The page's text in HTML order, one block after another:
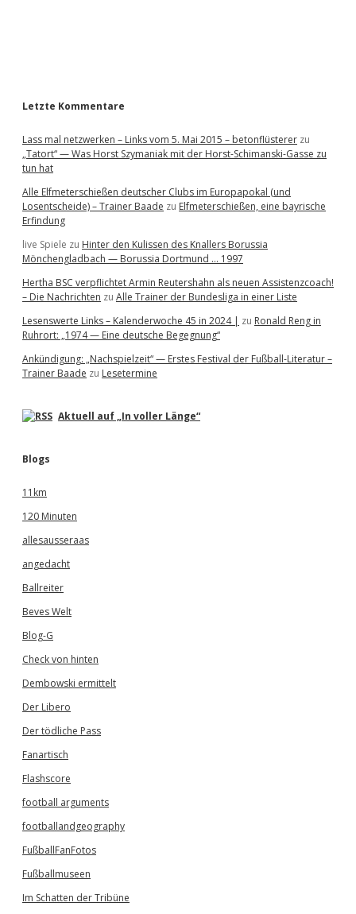
Letzte Kommentare
Lass mal netzwerken – Links vom 5. Mai 2015 – betonflüsterer zu
„Tatort“ — Was Horst Szymaniak mit der Horst-Schimanski-Gasse zu
tun hat
Alle Elfmeterschießen deutscher Clubs im Europapokal (und
Losentscheide) – Trainer Baade zu Elfmeterschießen, eine bayrische
Erfindung
live Spiele zu Hinter den Kulissen des Knallers Borussia
Mönchengladbach — Borussia Dortmund … 1997
Hertha BSC verpflichtet Armin Reutershahn als neuen Assistenzcoach!
– Die Nachrichten zu Alle Trainer der Bundesliga in einer Liste
Lesenswerte Links – Kalenderwoche 45 in 2024 | zu Ronald Reng in
Ruhrort: „1974 — Eine deutsche Begegnung“
Ankündigung: „Nachspielzeit“ — Erstes Festival der Fußball-Literatur –
Trainer Baade zu Lesetermine
Aktuell auf „In voller Länge“
Blogs
11km
120 Minuten
allesausseraas
angedacht
Ballreiter
Beves Welt
Blog-G
Check von hinten
Dembowski ermittelt
Der Libero
Der tödliche Pass
Fanartisch
Flashscore
football arguments
footballandgeography
FußballFanFotos
Fußballmuseen
Im Schatten der Tribüne